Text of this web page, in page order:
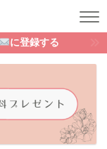
に登録する